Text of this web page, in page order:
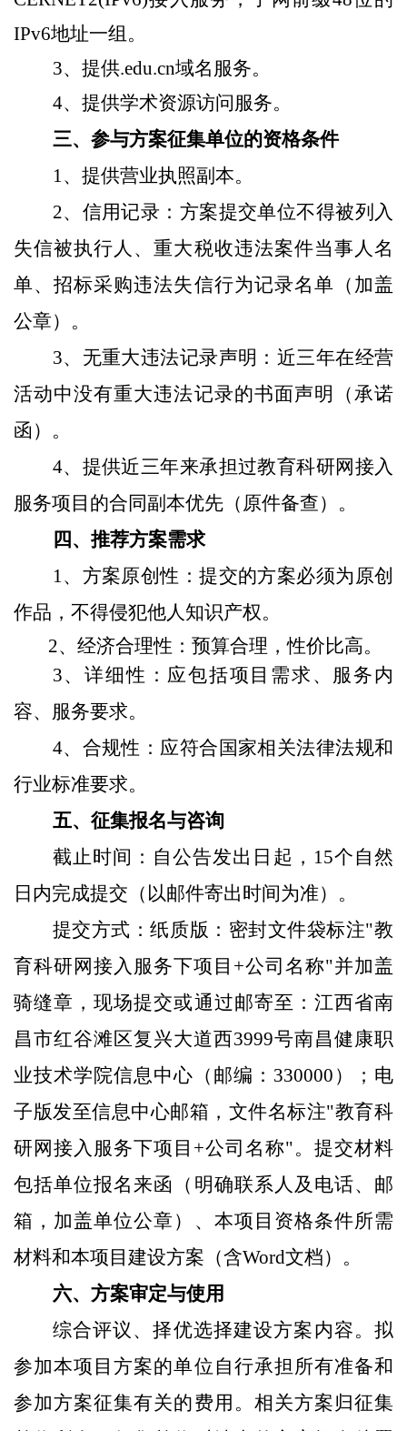
IPv6地址一组。
3、 提供.edu.cn域名服务。
4、提供学术资源访问服务。
三、参与方案征集单位的资格条件
1 、提供营业执照副本。
2、 信用记录：方案提交单位不得被列入
失信被执行人、重大税收违法案件当事人名
单、招标采购违法失信行为记录名单（加盖
公章）。
3、 无重大违法记录声明：近三年在经营
活动中没有重大违法记录的书面声明（承诺
函）。
4、提供近三年来承担过教育科研网接入
服务项目的合同副本优先 （原件备查） 。
四 、推荐方案需求
1 、 方案原创性：提交的方案必须为原创
作品，不得侵犯他人知识产权。
2、 经济合理性：预算合理，性价比高。
3、详细性：应包括项目需求、服务内
容、服务要求。
4、 合规性：应符合国家相关法律法规和
行业标准要求。
五、征集报名与咨询
截止时间：自公告发出日起， 15个自然
日内完成提交（以邮件寄出时间为准）。
提交方式：纸质版：密封文件袋标注"教
育科研网接入服务下项目 +公司名称"并加盖
骑缝章，现场提交或通过邮寄至：江西省南
昌市红谷滩区复兴大道西3999号南昌健康职
业技术学院信息中心 （邮编：330000）；电
子版发至信息中心邮箱，文件名标注"教育科
研网接入服务下项目 +公司名称"。提交材料
包括单位报名来函（明确联系人及电话、邮
箱，加盖单位公章）、本项目资格条件所需
材料和本项目建设方案 （含Word文档） 。
六、方案审定与使用
综合评议、择优选择建设方案内容。拟
参加本项目方案的单位自行承担所有准备和
参加方案征集有关的费用。 相关方案归征集